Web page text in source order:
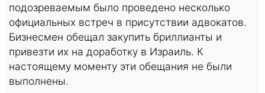
подозреваемым было проведено несколько
официальных встреч в присутствии адвокатов.
Бизнесмен обещал закупить бриллианты и
привезти их на доработку в Израиль. К
настоящему моменту эти обещания не были
выполнены.